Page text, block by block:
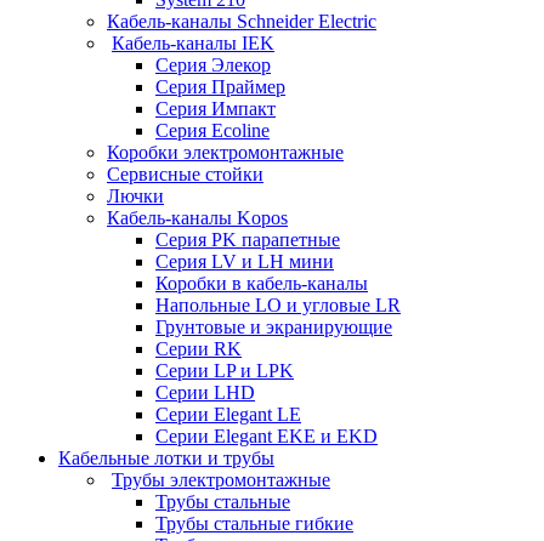
Кабель-каналы Schneider Electric
Кабель-каналы IEK
Серия Элекор
Серия Праймер
Серия Импакт
Серия Ecoline
Коробки электромонтажные
Сервисные стойки
Лючки
Кабель-каналы Kopos
Серия PK парапетные
Серия LV и LH мини
Коробки в кабель-каналы
Напольные LO и угловые LR
Грунтовые и экранирующие
Серии RK
Серии LP и LPK
Серии LHD
Серии Elegant LE
Серии Elegant EKE и EKD
Кабельные лотки и трубы
Трубы электромонтажные
Трубы стальные
Трубы стальные гибкие